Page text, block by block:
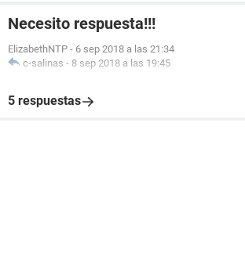
Necesito respuesta!!!
ElizabethNTP - 6 sep 2018 a las 21:34
c-salinas - 8 sep 2018 a las 19:45
5 respuestas